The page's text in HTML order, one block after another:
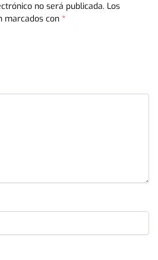
no será publicada. Los
marcados con *